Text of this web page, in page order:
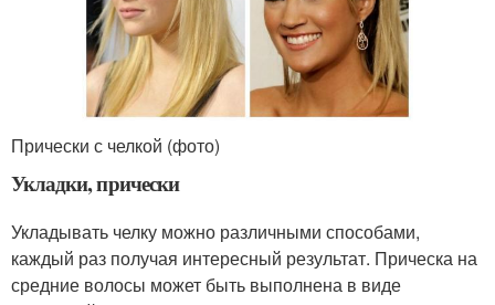
Прически с челкой (фото)
Укладки, прически
Укладывать челку можно различными способами,
каждый раз получая интересный результат. Прическа на
средние волосы может быть выполнена в виде